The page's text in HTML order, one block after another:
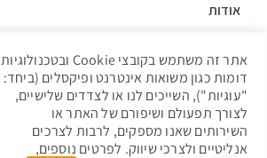
אודות
דרושים
סוכני דואר / זכיינים
אתר זה משתמש בקובצי Cookie ובטכנולוגיות
דומות כגון משואות אינטרנט ופיקסלים (ביחד:
"עוגיות"), השייכים לנו או לצדדים שלישיים,
לצורך תפעולם ושיפורם של האתר או
השירותים שאנו מספקים, לרבות לצרכים
אנליטיים ולצרכי שיווק. לפרטים נוספים,